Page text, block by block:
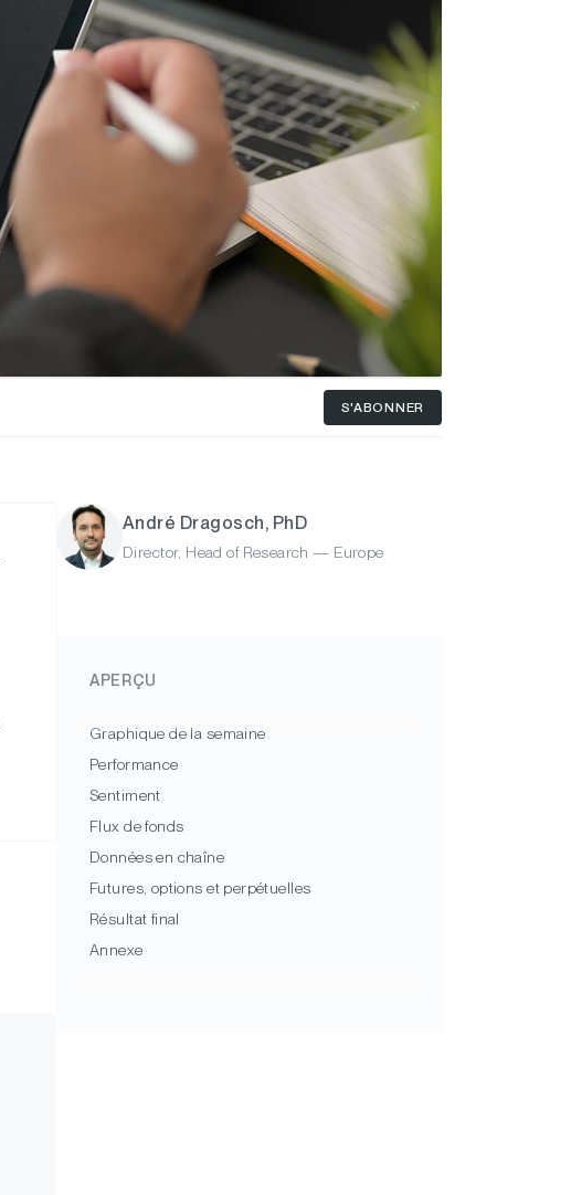
S'ABONNER
André Dragosch, PhD
Director, Head of Research — Europe
APERÇU
Graphique de la semaine
Performance
Sentiment
Flux de fonds
Données en chaîne
Futures, options et perpétuelles
Résultat final
Annexe